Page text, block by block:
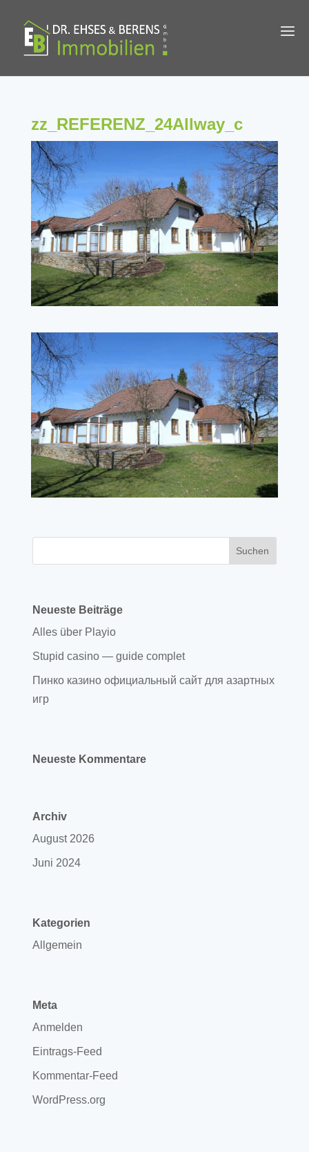
zz_REFERENZ_24Allway_c
Neueste Beiträge
Alles über Playio
Stupid casino — guide complet
Пинко казино официальный сайт для азартных
игр
Neueste Kommentare
Archiv
August 2026
Juni 2024
Kategorien
Allgemein
Meta
Anmelden
Eintrags-Feed
Kommentar-Feed
WordPress.org